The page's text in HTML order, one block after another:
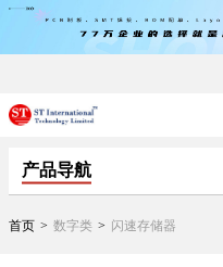
产品导航
首页 > 数字类 > 闪速存储器